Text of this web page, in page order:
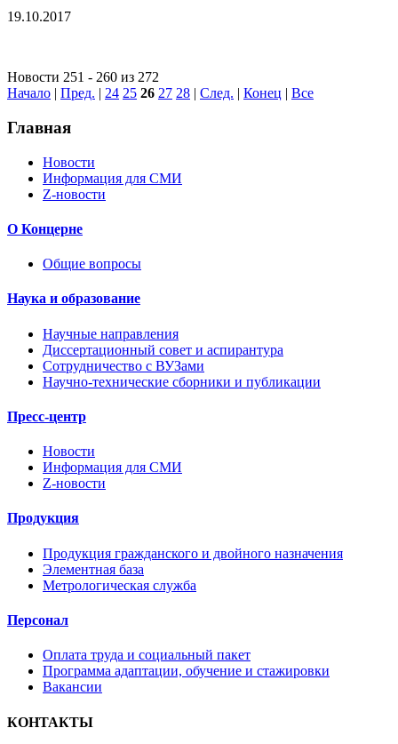
19.10.2017
Новости 251 - 260 из 272
Начало | Пред. | 24 25 26 27 28 | След. | Конец | Все
Главная
Новости
Информация для СМИ
Z-новости
О Концерне
Общие вопросы
Наука и образование
Научные направления
Диссертационный совет и аспирантура
Сотрудничество с ВУЗами
Научно-технические сборники и публикации
Пресс-центр
Новости
Информация для СМИ
Z-новости
Продукция
Продукция гражданского и двойного назначения
Элементная база
Метрологическая служба
Персонал
Оплата труда и социальный пакет
Программа адаптации, обучение и стажировки
Вакансии
КОНТАКТЫ